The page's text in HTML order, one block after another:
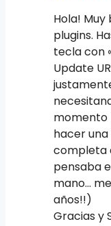
Hola!
plugins.
tecla con
Update
momento
hacer
completa
pensaba
mano…
años!!)
Gracias y